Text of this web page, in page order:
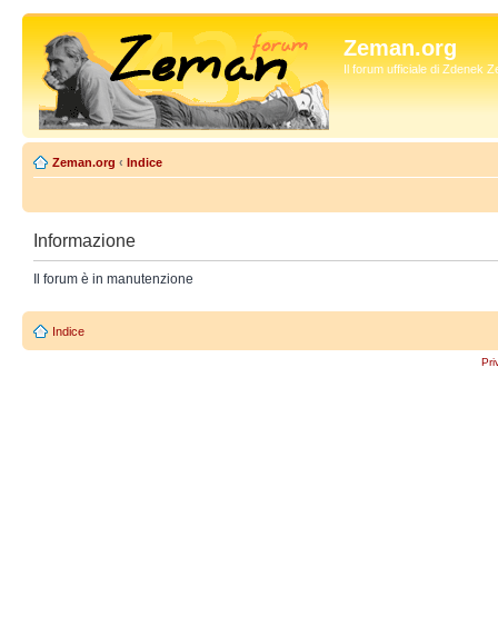
Zeman.org
Il forum ufficiale di Zdenek
Zeman.org ‹ Indice
Informazione
Il forum è in manutenzione
Indice